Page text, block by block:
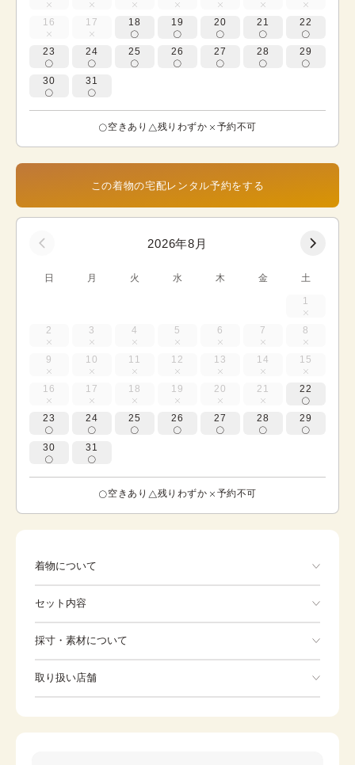
16 17 18 19 20 21 22
23 24 25 26 27 28 29
30 31
空きあり 残りわずか 予約不可
この着物の宅配レンタル予約をする
2026年8月
日 月 火 水 木 金 土
1
2 3 4 5 6 7 8
9 10 11 12 13 14 15
16 17 18 19 20 21 22
23 24 25 26 27 28 29
30 31
空きあり 残りわずか 予約不可
着物について
が優美で愛らしさがあることから、蝶の文様は昔から、着
す。 それは、蝶が卵から幼虫、さなぎを経て美しい蝶とな
って舞い上がる様が不死不滅の象徴だとされとことです。
このことから、長生きできますようにという意味を込めて
このような文様は使われ出したとも言われています。 この
お着物は季節問わずご着用いただけます。
セット内容
※着付けに必要な一式をすべて含みます。
着物
足袋 肌着
採寸・素材について
身丈 159.5cm
取り扱い店舗